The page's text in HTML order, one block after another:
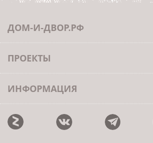
ДОМ-И-ДВОР.РФ
ПРОЕКТЫ
ИНФОРМАЦИЯ